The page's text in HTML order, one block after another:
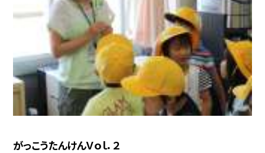
がっこうたんけんＶｏｌ．２